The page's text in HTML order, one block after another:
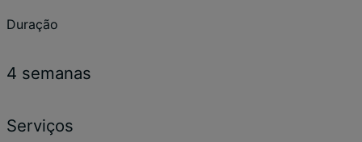
Duração
4 semanas
Serviços